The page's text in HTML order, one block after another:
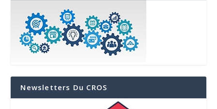
Newsletters Du CROS